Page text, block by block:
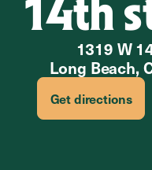
14th
1319 W
Long Beach,
Get directions